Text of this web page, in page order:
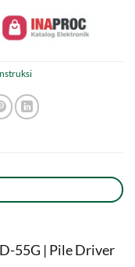
55G | Pile Driver